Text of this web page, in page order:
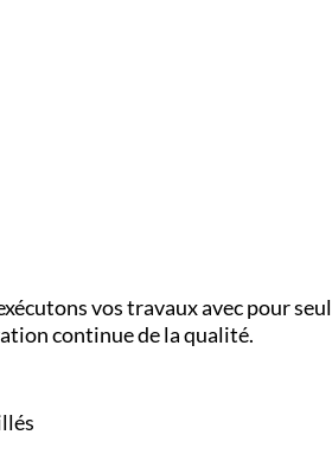
vos travaux avec pour seul
continue de la qualité.